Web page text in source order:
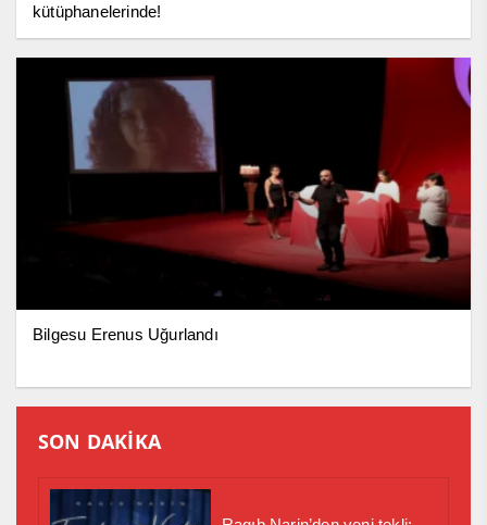
kütüphanelerinde!
Bilgesu Erenus Uğurlandı
SON DAKİKA